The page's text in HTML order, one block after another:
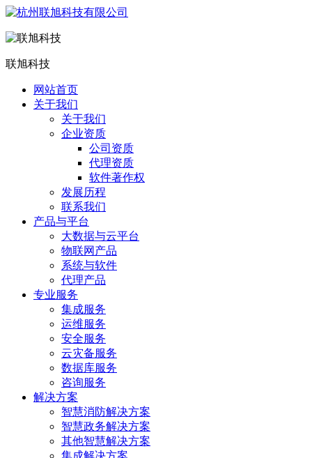
联旭科技
网站首页
关于我们
关于我们
企业资质
公司资质
代理资质
软件著作权
发展历程
联系我们
产品与平台
大数据与云平台
物联网产品
系统与软件
代理产品
专业服务
集成服务
运维服务
安全服务
云灾备服务
数据库服务
咨询服务
解决方案
智慧消防解决方案
智慧政务解决方案
其他智慧解决方案
集成解决方案